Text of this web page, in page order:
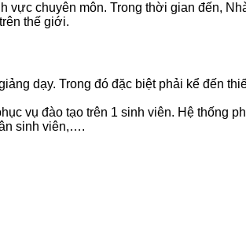
chuyên môn. Trong thời gian đến,
thế giới.
dạy. Trong đó đặc biệt phải kể đến
vụ đào tạo trên 1 sinh viên. Hệ thống
sinh viên,….